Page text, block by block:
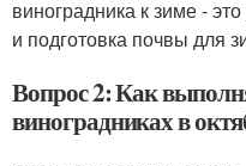
виноградника к зиме -
и подготовка почвы для
Вопрос 2: Как
виноградниках в